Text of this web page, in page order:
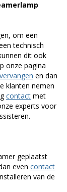
om een
technisch
dit ook
onze pagina
en dan
klanten nemen
contact met
experts voor
geplaatst
even contact
van de